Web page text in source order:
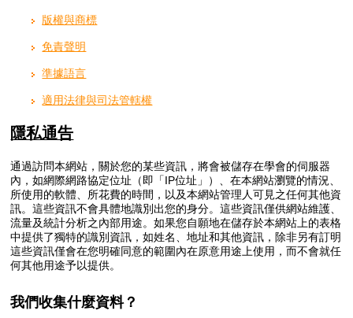
版權與商標
免責聲明
準據語言
適用法律與司法管轄權
隱私通告
通過訪問本網站，關於您的某些資訊，將會被儲存在學會的伺服器
內，如網際網路協定位址（即「IP位址」）、在本網站瀏覽的情況、
所使用的軟體、所花費的時間，以及本網站管理人可見之任何其他資
訊。這些資訊不會具體地識別出您的身分。這些資訊僅供網站維護、
流量及統計分析之內部用途。如果您自願地在儲存於本網站上的表格
中提供了獨特的識別資訊，如姓名、地址和其他資訊，除非另有訂明
這些資訊僅會在您明確同意的範圍內在原意用途上使用，而不會就任
何其他用途予以提供。
我們收集什麼資料？